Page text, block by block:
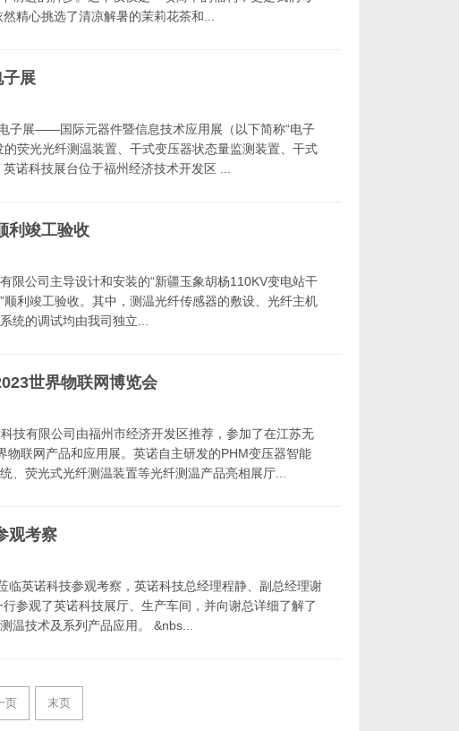
精心挑选了清凉解暑的茉莉花茶和...
子展
子展——国际元器件暨信息技术应用展（以下简称“电子
荧光光纤测温装置、干式变压器状态量监测装置、干式
诺科技展台位于福州经济技术开发区 ...
利竣工验收
限公司主导设计和安装的“新疆玉象胡杨110KV变电站干
利竣工验收。其中，测温光纤传感器的敷设、光纤主机
统的调试均由我司独立...
世界物联网博览会
技有限公司由福州市经济开发区推荐，参加了在江苏无
物联网产品和应用展。英诺自主研发的PHM变压器智能
、荧光式光纤测温装置等光纤测温产品亮相展厅...
观考察
临英诺科技参观考察，英诺科技总经理程静、副总经理谢
参观了英诺科技展厅、生产车间，并向谢总详细了解了
温技术及系列产品应用。 &nbs...
页 末页